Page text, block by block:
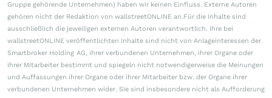
Gruppe gehörende Unternehmen) haben wir keinen Einfluss. Externe Autoren
gehören nicht der Redaktion von wallstreetONLINE an.Für die Inhalte sind
ausschließlich die jeweiligen externen Autoren verantwortlich. Ihre bei
wallstreetONLINE veröffentlichten Inhalte sind nicht von Anlageinteressen der
Smartbroker Holding AG, ihrer verbundenen Unternehmen, ihrer Organe oder
ihrer Mitarbeiter bestimmt und spiegeln nicht notwendigerweise die Meinungen
und Auffassungen ihrer Organe oder ihrer Mitarbeiter bzw. der Organe ihrer
verbundenen Unternehmen wider. Sie sind insbesondere nicht als Aufforderung